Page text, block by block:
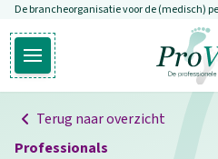
Overslaan en naar de inhoud
De brancheorganisatie voor de (medisch)
Open hoofdmenu
Ga naar
Terug naar overzicht
Professionals